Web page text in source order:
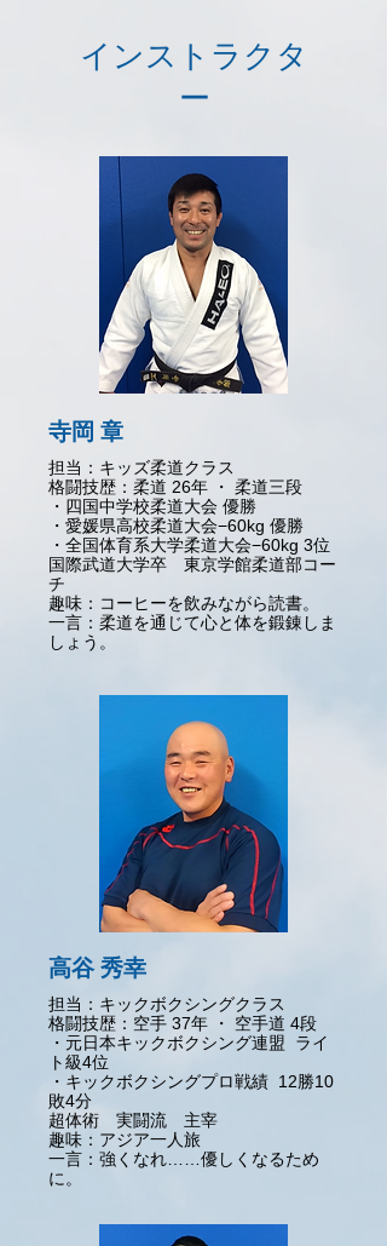
インストラクタ
ー
寺岡 章
担当：キッズ柔道クラス
格闘技歴：柔道 26年 ・ 柔道三段
・四国中学校柔道大会 優勝
・愛媛県高校柔道大会−60kg 優勝
・全国体育系大学柔道大会−60kg 3位
国際武道大学卒 東京学館柔道部コー
チ
趣味： コーヒーを飲みながら読書。
一言： 柔道を通じて心と体を鍛錬しま
しょう。
高谷 秀幸
担当：キックボクシングクラス
格闘技歴：空手 37年
・ 空手道 4段
・元日本キックボクシング連盟 ライ
ト級4位
・キックボクシングプロ戦績 12勝10
敗4分
超体術 実闘流 主宰
趣味： アジア一人旅
一言： 強くなれ……優しくなるため
に。